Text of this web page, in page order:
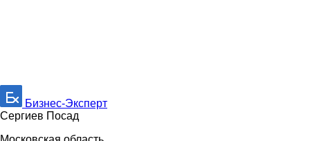
Бизнес-Эксперт
Сергиев Посад